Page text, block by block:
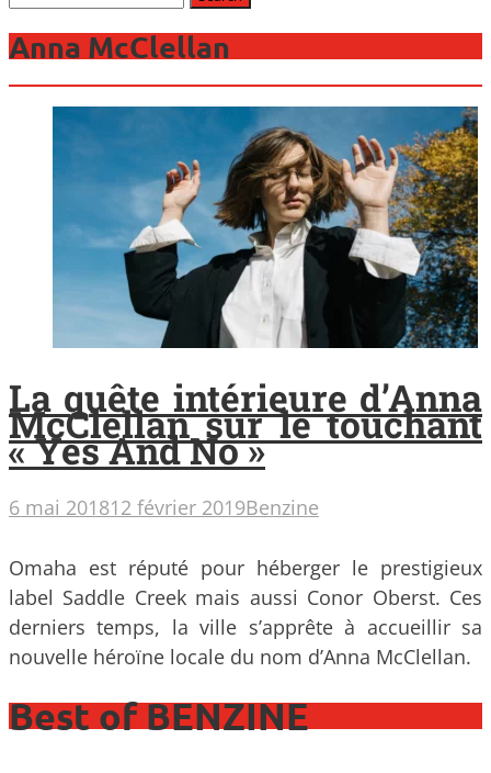
Anna McClellan
La quête intérieure d’Anna
McClellan sur le touchant
« Yes And No »
6 mai 201812 février 2019Benzine
Omaha est réputé pour héberger le prestigieux
label Saddle Creek mais aussi Conor Oberst. Ces
derniers temps, la ville s’apprête à accueillir sa
nouvelle héroïne locale du nom d’Anna McClellan.
Best of BENZINE